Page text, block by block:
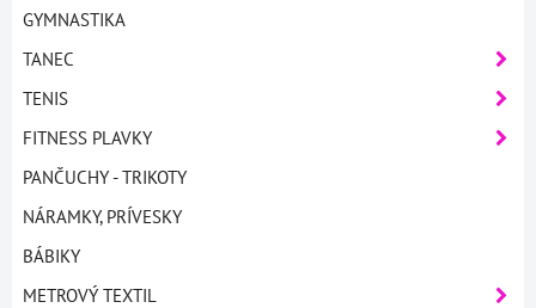
GYMNASTIKA
TANEC
TENIS
FITNESS PLAVKY
PANČUCHY - TRIKOTY
NÁRAMKY, PRÍVESKY
BÁBIKY
METROVÝ TEXTIL